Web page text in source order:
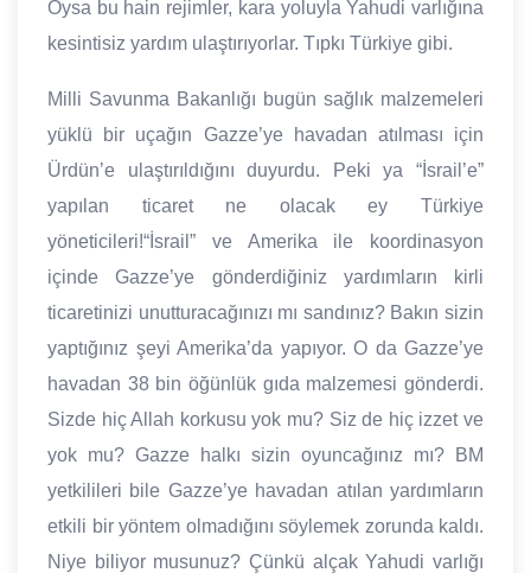
Oysa bu hain rejimler, kara yoluyla Yahudi varlığına
kesintisiz yardım ulaştırıyorlar. Tıpkı Türkiye gibi.
Milli Savunma Bakanlığı bugün sağlık malzemeleri
yüklü bir uçağın Gazze’ye havadan atılması için
Ürdün’e ulaştırıldığını duyurdu. Peki ya “İsrail’e”
yapılan ticaret ne olacak ey Türkiye
yöneticileri!“İsrail” ve Amerika ile koordinasyon
içinde Gazze’ye gönderdiğiniz yardımların kirli
ticaretinizi unutturacağınızı mı sandınız? Bakın sizin
yaptığınız şeyi Amerika’da yapıyor. O da Gazze’ye
havadan 38 bin öğünlük gıda malzemesi gönderdi.
Sizde hiç Allah korkusu yok mu? Siz de hiç izzet ve
yok mu? Gazze halkı sizin oyuncağınız mı? BM
yetkilileri bile Gazze’ye havadan atılan yardımların
etkili bir yöntem olmadığını söylemek zorunda kaldı.
Niye biliyor musunuz? Çünkü alçak Yahudi varlığı